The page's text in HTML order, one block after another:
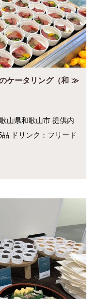
ケータリング（和
山県和歌山市 提供内
ドリンク：フリード